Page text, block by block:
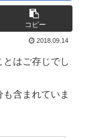
コピー
2018.09.14
はご存じでし
含まれていま